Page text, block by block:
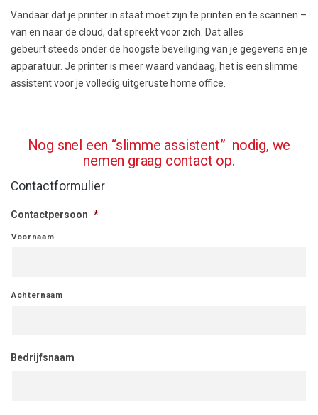
Vandaar dat je printer in staat moet zijn te printen en te scannen –
van en naar de cloud, dat spreekt voor zich. Dat alles
gebeurtsteeds onder de hoogste beveiliging van je gegevens en je
apparatuur. Je printer is meer waard vandaag, het is een slimme
assistent voor je volledig uitgeruste home office.
Nog snel een “slimme assistent” nodig, we
nemen graag contact op.
Contactformulier
Contactpersoon *
Voornaam
Achternaam
Bedrijfsnaam